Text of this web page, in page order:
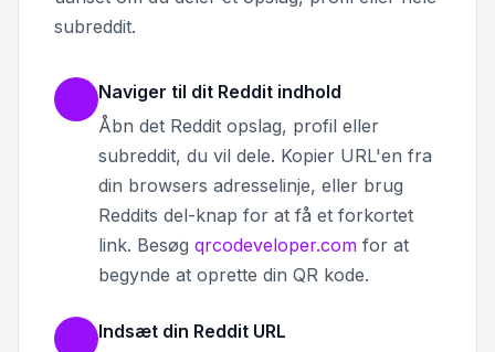
subreddit.
Naviger til dit Reddit indhold
Åbn det Reddit opslag, profil eller
subreddit, du vil dele. Kopier URL'en fra
din browsers adresselinje, eller brug
Reddits del-knap for at få et forkortet
link. Besøg qrcodeveloper.com for at
begynde at oprette din QR kode.
Indsæt din Reddit URL